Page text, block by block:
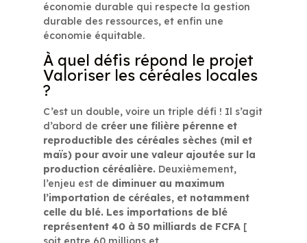
économie durable qui respecte la gestion
durable des ressources, et enfin une
économie équitable.
À quel défis répond le projet
Valoriser les céréales locales
?
C’est un double, voire un triple défi ! Il s’agit
d’abord de créer une filière pérenne et
reproductible des céréales sèches (mil et
maïs) pour avoir une valeur ajoutée sur la
production céréalière. Deuxièmement,
l’enjeu est de diminuer au maximum
l’importation de céréales, et notamment
celle du blé. Les importations de blé
représentent 40 à 50 milliards de FCFA [